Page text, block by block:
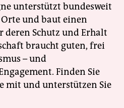
unterstützt bundesweit
und baut einen
deren Schutz und Erhalt
braucht guten, frei
– und
Finden Sie
mit und unterstützen Sie